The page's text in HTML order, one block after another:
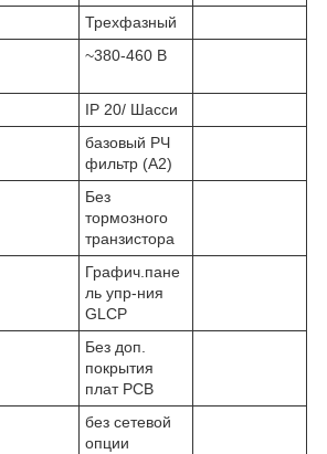
Трехфазный
~380-460 В
IP 20/ Шасси
базовый РЧ
фильтр (А2)
Без
тормозного
транзистора
Графич.пане
ль упр-ния
GLCP
Без доп.
покрытия
плат PCB
без сетевой
опции